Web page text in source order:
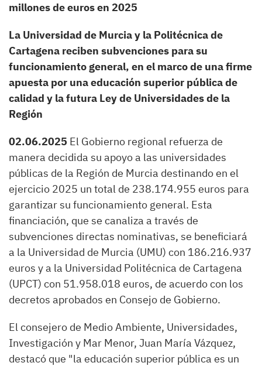
millones de euros en 2025
La Universidad de Murcia y la Politécnica de
Cartagena reciben subvenciones para su
funcionamiento general, en el marco de una firme
apuesta por una educación superior pública de
calidad y la futura Ley de Universidades de la
Región
02.06.2025 El Gobierno regional refuerza de
manera decidida su apoyo a las universidades
públicas de la Región de Murcia destinando en el
ejercicio 2025 un total de 238.174.955 euros para
garantizar su funcionamiento general. Esta
financiación, que se canaliza a través de
subvenciones directas nominativas, se beneficiará
a la Universidad de Murcia (UMU) con 186.216.937
euros y a la Universidad Politécnica de Cartagena
(UPCT) con 51.958.018 euros, de acuerdo con los
decretos aprobados en Consejo de Gobierno.
El consejero de Medio Ambiente, Universidades,
Investigación y Mar Menor, Juan María Vázquez,
destacó que "la educación superior pública es un